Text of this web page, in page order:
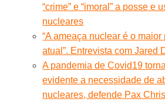
“crime” e “imoral” a posse e
nucleares
“A ameaça nuclear é o
atual”. Entrevista com Jared
A pandemia de Covid19
evidente a necessidade de
nucleares, defende Pax